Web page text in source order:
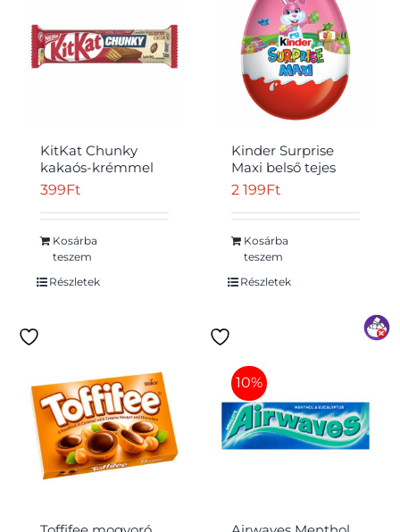
KitKat Chunky
kakaós-krémmel
töltött ostya
40 g
399Ft
Kosárba
teszem
Részletek
Kinder Surprise
Maxi belső tejes
réteggel bevont
belsejében
meglepetéssel 100
2 199Ft
Kosárba
teszem
Részletek
10%